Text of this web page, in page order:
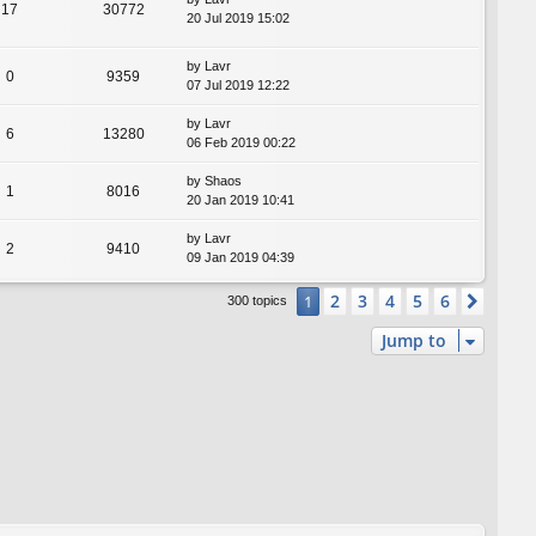
17 30772
20 Jul 2019 15:02
0 9359
by Lavr
07 Jul 2019 12:22
6 13280
by Lavr
06 Feb 2019 00:22
1 8016
by Shaos
20 Jan 2019 10:41
2 9410
by Lavr
09 Jan 2019 04:39
300 topics 1 2 3 4 5 6
Jump to